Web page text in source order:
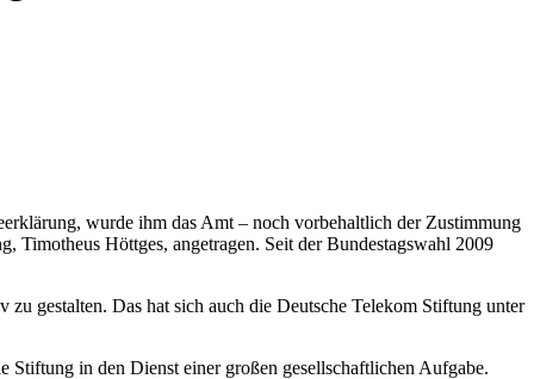
wurde ihm das Amt – noch vorbehaltlich der Zustimmung
Timotheus Höttges, angetragen. Seit der Bundestagswahl 2009
gestalten. Das hat sich auch die Deutsche Telekom Stiftung unter
in den Dienst einer großen gesellschaftlichen Aufgabe.